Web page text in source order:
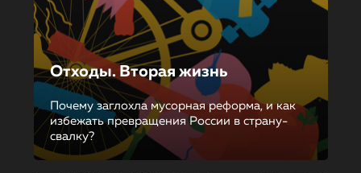
Отходы. Вторая жизнь
Почему заглохла мусорная реформа, и как
избежать превращения России в страну-
свалку?